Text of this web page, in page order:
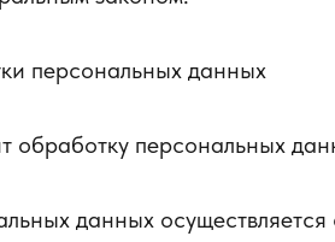
персональных данных
обработку персональных
данных